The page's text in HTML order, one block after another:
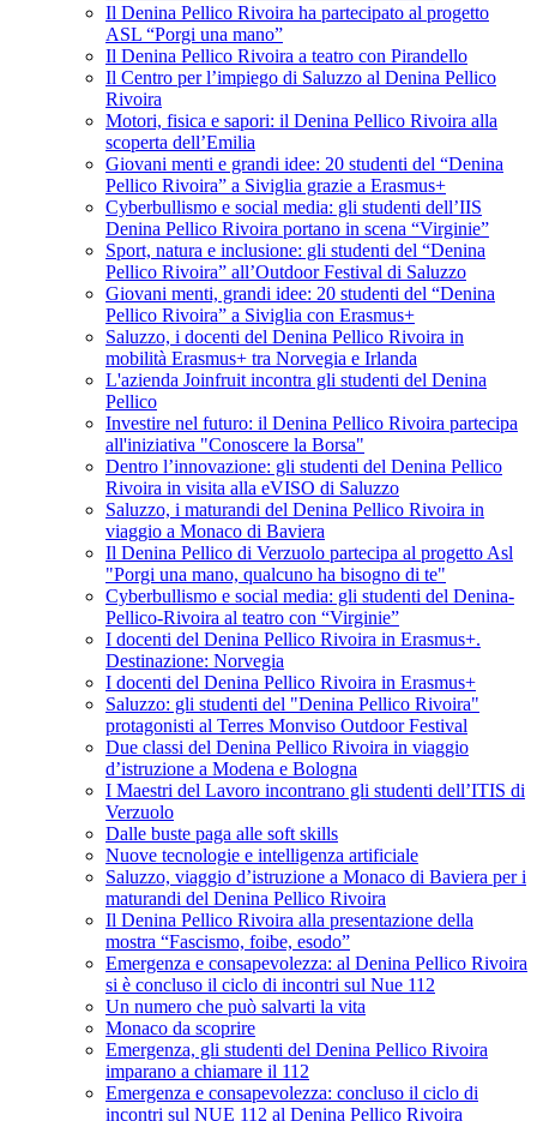
Il Denina Pellico Rivoira ha partecipato al progetto
ASL “Porgi una mano”
Il Denina Pellico Rivoira a teatro con Pirandello
Il Centro per l’impiego di Saluzzo al Denina Pellico
Rivoira
Motori, fisica e sapori: il Denina Pellico Rivoira alla
scoperta dell’Emilia
Giovani menti e grandi idee: 20 studenti del “Denina
Pellico Rivoira” a Siviglia grazie a Erasmus+
Cyberbullismo e social media: gli studenti dell’IIS
Denina Pellico Rivoira portano in scena “Virginie”
Sport, natura e inclusione: gli studenti del “Denina
Pellico Rivoira” all’Outdoor Festival di Saluzzo
Giovani menti, grandi idee: 20 studenti del “Denina
Pellico Rivoira” a Siviglia con Erasmus+
Saluzzo, i docenti del Denina Pellico Rivoira in
mobilità Erasmus+ tra Norvegia e Irlanda
L'azienda Joinfruit incontra gli studenti del Denina
Pellico
Investire nel futuro: il Denina Pellico Rivoira partecipa
all'iniziativa "Conoscere la Borsa"
Dentro l’innovazione: gli studenti del Denina Pellico
Rivoira in visita alla eVISO di Saluzzo
Saluzzo, i maturandi del Denina Pellico Rivoira in
viaggio a Monaco di Baviera
Il Denina Pellico di Verzuolo partecipa al progetto Asl
"Porgi una mano, qualcuno ha bisogno di te"
Cyberbullismo e social media: gli studenti del Denina-
Pellico-Rivoira al teatro con “Virginie”
I docenti del Denina Pellico Rivoira in Erasmus+.
Destinazione: Norvegia
I docenti del Denina Pellico Rivoira in Erasmus+
Saluzzo: gli studenti del "Denina Pellico Rivoira"
protagonisti al Terres Monviso Outdoor Festival
Due classi del Denina Pellico Rivoira in viaggio
d’istruzione a Modena e Bologna
I Maestri del Lavoro incontrano gli studenti dell’ITIS di
Verzuolo
Dalle buste paga alle soft skills
Nuove tecnologie e intelligenza artificiale
Saluzzo, viaggio d’istruzione a Monaco di Baviera per i
maturandi del Denina Pellico Rivoira
Il Denina Pellico Rivoira alla presentazione della
mostra “Fascismo, foibe, esodo”
Emergenza e consapevolezza: al Denina Pellico Rivoira
si è concluso il ciclo di incontri sul Nue 112
Un numero che può salvarti la vita
Monaco da scoprire
Emergenza, gli studenti del Denina Pellico Rivoira
imparano a chiamare il 112
Emergenza e consapevolezza: concluso il ciclo di
incontri sul NUE 112 al Denina Pellico Rivoira